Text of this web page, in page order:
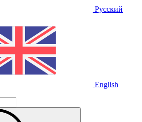
Русский
English